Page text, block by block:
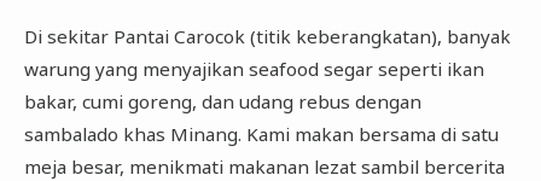
Di sekitar Pantai Carocok (titik keberangkatan), banyak
warung yang menyajikan seafood segar seperti ikan
bakar, cumi goreng, dan udang rebus dengan
sambalado khas Minang. Kami makan bersama di satu
meja besar, menikmati makanan lezat sambil bercerita